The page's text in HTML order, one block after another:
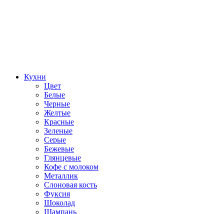
Кухни
Цвет
Белые
Черные
Желтые
Красные
Зеленые
Серые
Бежевые
Глянцевые
Кофе с молоком
Металлик
Слоновая кость
Фуксия
Шоколад
Шампань